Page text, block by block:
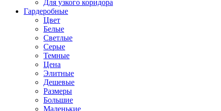
Для узкого коридора
Гардеробные
Цвет
Белые
Светлые
Серые
Темные
Цена
Элитные
Дешевые
Размеры
Большие
Маленькие